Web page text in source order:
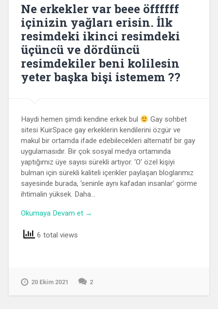
Ne erkekler var beee öffffff
içinizin yağları erisin. İlk
resimdeki ikinci resimdeki
üçüncü ve dördüncü
resimdekiler beni kolilesin
yeter başka bişi istemem ??
Haydi hemen şimdi kendine erkek bul
Gay sohbet
sitesi KuirSpace gay erkeklerin kendilerini özgür ve
makul bir ortamda ifade edebilecekleri alternatif bir gay
uygulamasıdır. Bir çok sosyal medya ortamında
yaptığımız üye sayısı sürekli artıyor. ‘O’ özel kişiyi
bulman için sürekli kaliteli içerikler paylaşan bloglarımız
sayesinde burada, ‘seninle aynı kafadan insanlar’ görme
ihtimalin yüksek. Daha…
Okumaya Devam et →
6 total views
20 Ekim 2021 2